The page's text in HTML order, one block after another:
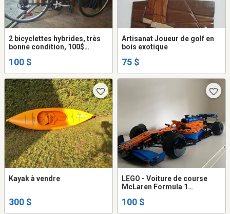
2 bicyclettes hybrides, très
bonne condition, 100$
100 $
Artisanat Joueur de golf en
bois exotique
75 $
Kayak à vendre
300 $
LEGO - Voiture de course
McLaren Formula 1
100 $